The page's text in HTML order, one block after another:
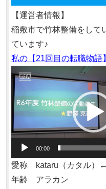
【運営者情報】
稲敷市で竹林整備をして
ています♪
私の【21回目の転職物語
画
プ
レ
ー
ヤ
ー
00:00
愛称 kataru（カタル）
年齢 アラカン